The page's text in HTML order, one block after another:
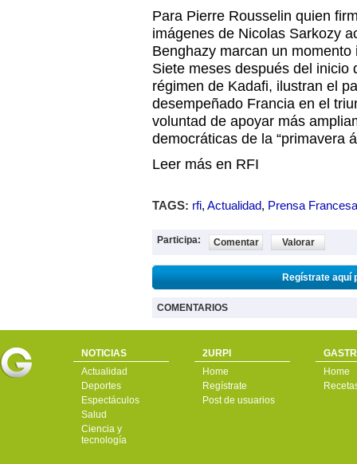
Para Pierre Rousselin quien
imágenes de Nicolas Sarkozy
Benghazy marcan un
Siete meses después del inicio
régimen de Kadafi, ilustran el
desempeñado Francia en el
voluntad de apoyar más
democráticas de la “primavera
Leer más en RFI
TAGS: rfi, Actualidad, Prensa Francesa
Participa: Comentar Valorar
Regístrate aquí
COMENTARIOS
NOTICIAS
Actualidad
Deportes
Espectáculos
Salud
Ciencia y
tecnología
2URPI
Home
Regístrate
Post de usuarios
Home